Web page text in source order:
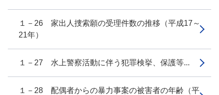
１－26 家出人捜索願の受理件数の推移（平成17～
21年）
１－27 水上警察活動に伴う犯罪検挙、保護等...
１－28 配偶者からの暴力事案の被害者の年齢（平